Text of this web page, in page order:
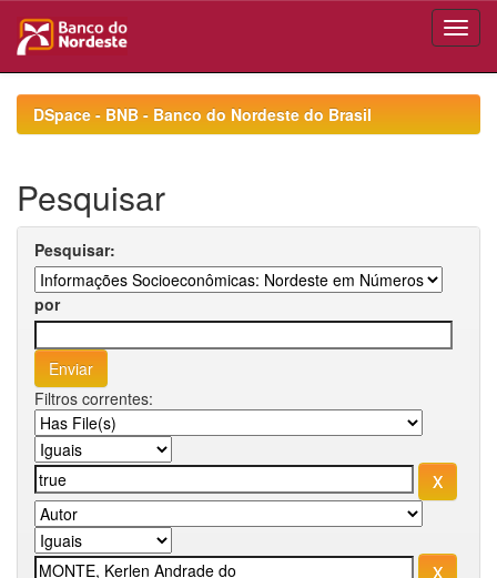
navigationDSpace - BNB - Banco do Nordeste do Brasil
Pesquisar
Pesquisar:
por
Filtros correntes: